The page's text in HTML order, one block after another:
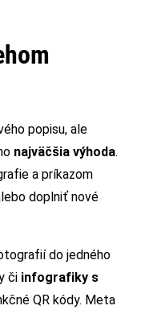
popisu, ale
najväčšia výhoda.
a príkazom
doplniť nové
do jedného
či infografiky s
QR kódy. Meta